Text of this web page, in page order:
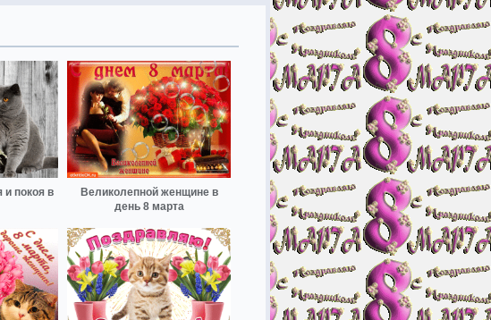
и покоя в
Великолепной женщине в
день 8 марта